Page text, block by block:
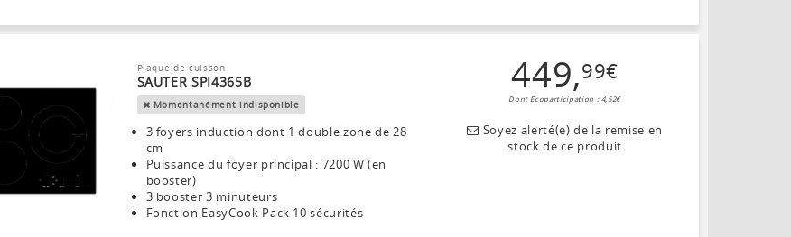
Plaque de cuisson
SAUTER SPI4365B
Momentanément indisponible
3 foyers induction dont 1 double zone de 28
cm
Puissance du foyer principal : 7200 W (en
booster)
3 booster 3 minuteurs
Fonction EasyCook Pack 10 sécurités
449,99€
Dont Ecoparticipation : 4,52€
Soyez alerté(e) de la remise en
stock de ce produit